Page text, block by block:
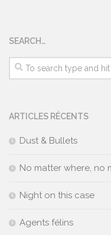
SEARCH…
ARTICLES RÉCENTS
Dust & Bullets
No matter where, no
Night on this case
Agents félins